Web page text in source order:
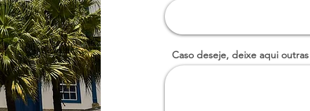
Caso deseje, deixe aqui